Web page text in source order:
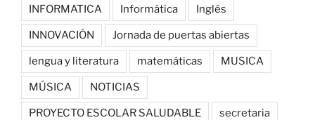
INFORMATICA Informática Inglés
INNOVACIÓN Jornada de puertas abiertas
lengua y literatura matemáticas MUSICA
MÚSICA NOTICIAS
PROYECTO ESCOLAR SALUDABLE secretaria